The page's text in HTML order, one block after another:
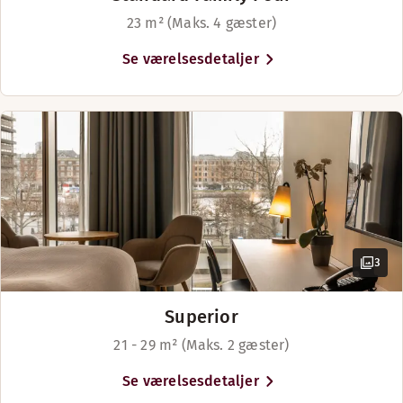
23 m² (Maks. 4 gæster)
Se værelsesdetaljer
3
Superior
21 - 29 m² (Maks. 2 gæster)
Se værelsesdetaljer
maritime hovedstad fra vandsiden, så
lej en kajak, hop på en havnebus eller
glid lydløst gennem kanalerne i en
sejlererfaring.